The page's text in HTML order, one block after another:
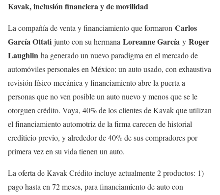
Kavak, inclusión financiera y de movilidad
La compañía de venta y financiamiento que formaron Carlos
García Ottati junto con su hermana Loreanne García y Roger
Laughlin ha generado un nuevo paradigma en el mercado de
automóviles personales en México: un auto usado, con exhaustiva
revisión físico-mecánica y financiamiento abre la puerta a
personas que no ven posible un auto nuevo y menos que se le
otorguen crédito. Vaya, 40% de los clientes de Kavak que utilizan
el financiamiento automotriz de la firma carecen de historial
crediticio previo, y alrededor de 40% de sus compradores por
primera vez en su vida tienen un auto.
La oferta de Kavak Crédito incluye actualmente 2 productos: 1)
pago hasta en 72 meses, para financiamiento de auto con